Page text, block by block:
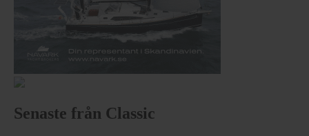
Senaste från Classic